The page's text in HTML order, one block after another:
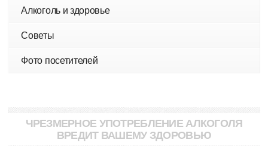
Алкоголь и здоровье
Советы
Фото посетителей
ЧРЕЗМЕРНОЕ УПОТРЕБЛЕНИЕ АЛКОГОЛЯ
ВРЕДИТ ВАШЕМУ ЗДОРОВЬЮ